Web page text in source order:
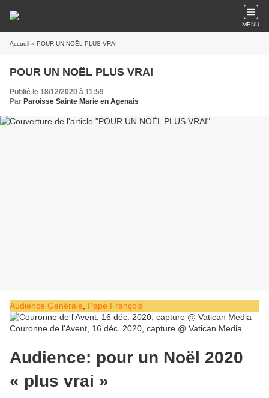
MENU
Accueil » POUR UN NOËL PLUS VRAI
POUR UN NOËL PLUS VRAI
Publié le 18/12/2020 à 11:59
Par Paroisse Sainte Marie en Agenais
Audience Générale Pape François
Couronne de l'Avent, 16 déc. 2020, capture @ Vatican Media
Audience: pour un Noël 2020
« plus vrai »